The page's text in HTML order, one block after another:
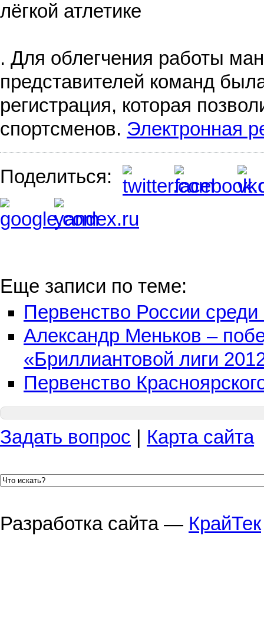
лёгкой атлетике
. Для облегчения работы
представителей команд
регистрация, которая
спортсменов. Электронная
Поделиться:
Еще записи по теме:
Первенство России
Александр Меньков –
«Бриллиантовой лиги
Первенство
Задать вопрос Карта сайта
Разработка сайта — КрайТек